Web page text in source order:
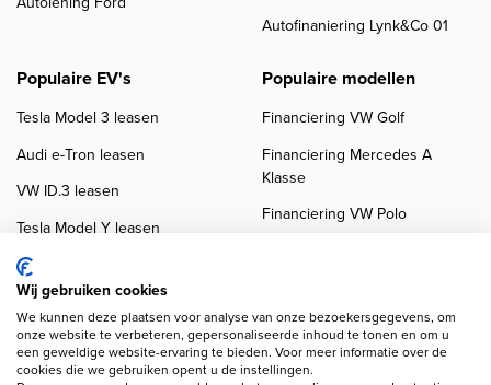
Autofinaniering Lynk&Co 01
Populaire EV's
Tesla Model 3 leasen
Audi e-Tron leasen
VW ID.3 leasen
Tesla Model Y leasen
VW ID.4 leasen
Populaire modellen
Financiering VW Golf
Financiering Mercedes A
Klasse
Financiering VW Polo
Wij gebruiken cookies
We kunnen deze plaatsen voor analyse van onze bezoekersgegevens, om
onze website te verbeteren, gepersonaliseerde inhoud te tonen en om u
een geweldige website-ervaring te bieden. Voor meer informatie over de
cookies die we gebruiken opent u de instellingen.